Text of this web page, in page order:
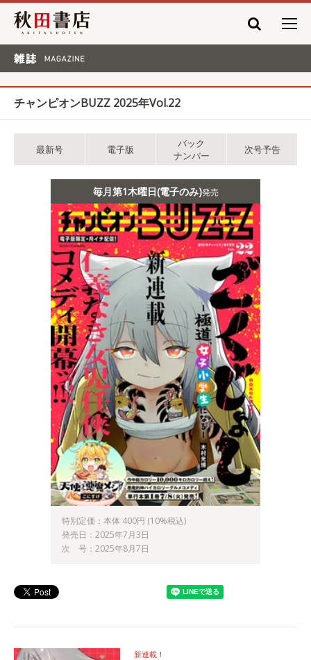
秋田書店
チャンピオンBUZZ 2025年Vol.22
最新号 電子版
バック
ナンバー
次号予告
毎月第1木曜日(電子のみ)発売
特別定価：本体 400円 (10%税込)
発売日：2025年7月3日
次 号：2025年8月7日
新連載！